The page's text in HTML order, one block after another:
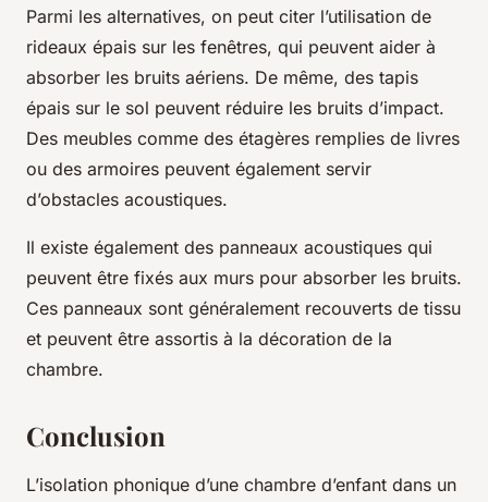
Parmi les alternatives, on peut citer l’utilisation de
rideaux épais sur les fenêtres, qui peuvent aider à
absorber les bruits aériens. De même, des tapis
épais sur le sol peuvent réduire les bruits d’impact.
Des meubles comme des étagères remplies de livres
ou des armoires peuvent également servir
d’obstacles acoustiques.
Il existe également des panneaux acoustiques qui
peuvent être fixés aux murs pour absorber les bruits.
Ces panneaux sont généralement recouverts de tissu
et peuvent être assortis à la décoration de la
chambre.
Conclusion
L’isolation phonique d’une chambre d’enfant dans un